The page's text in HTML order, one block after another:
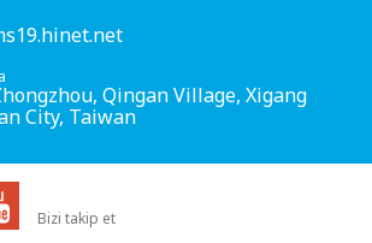
Qingan Village, Xigang
City, Taiwan
Bizi takip et